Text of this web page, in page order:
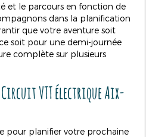
et le parcours en fonction de
dans la planification
que votre aventure soit
soit pour une demi-journée
complète sur plusieurs
Circuit VTT électrique Aix-
pour planifier votre prochaine